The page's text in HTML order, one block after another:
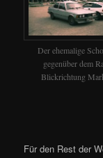
Der ehemalige
gegenüber dem
Blickrichtung
Für den Rest der